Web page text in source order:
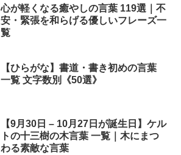
心が軽くなる癒やしの言葉 119選｜不
安・緊張を和らげる優しいフレーズ一
覧
【ひらがな】書道・書き初めの言葉
一覧 文字数別《50選》
【9月30日 – 10月27日が誕生日】ケル
トの十三樹の木言葉 一覧｜木にまつ
わる素敵な言葉